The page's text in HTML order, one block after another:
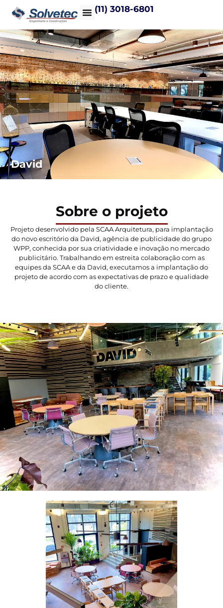
(11) 3018-6801
David
Sobre o projeto
Projeto desenvolvido pela SCAA Arquitetura, para implantação
do novo escritório da David, agência de publicidade do grupo
WPP, conhecida por sua criatividade e inovação no mercado
publicitário. Trabalhando em estreita colaboração com as
equipes da SCAA e da David, executamos a implantação do
projeto de acordo com as expectativas de prazo e qualidade
do cliente.